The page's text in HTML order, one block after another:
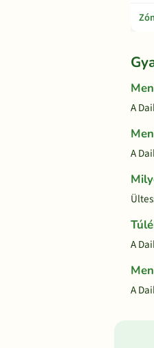
A
A
A
A